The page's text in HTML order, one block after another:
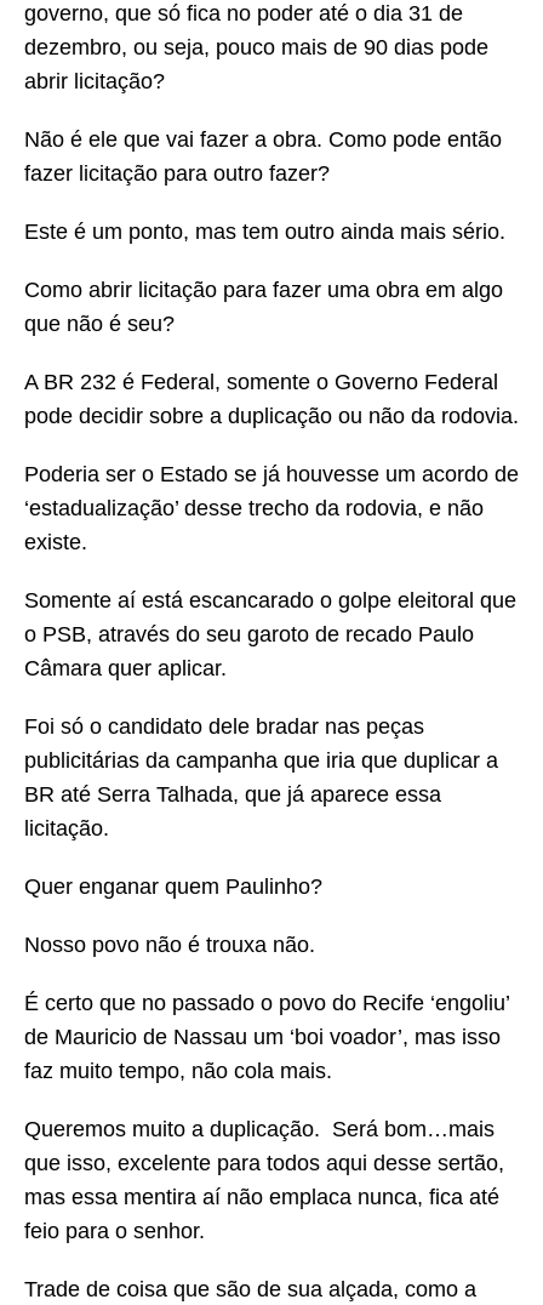
governo, que só fica no poder até o dia 31 de
dezembro, ou seja, pouco mais de 90 dias pode
abrir licitação?
Não é ele que vai fazer a obra. Como pode então
fazer licitação para outro fazer?
Este é um ponto, mas tem outro ainda mais sério.
Como abrir licitação para fazer uma obra em algo
que não é seu?
A BR 232 é Federal, somente o Governo Federal
pode decidir sobre a duplicação ou não da rodovia.
Poderia ser o Estado se já houvesse um acordo de
‘estadualização’ desse trecho da rodovia, e não
existe.
Somente aí está escancarado o golpe eleitoral que
o PSB, através do seu garoto de recado Paulo
Câmara quer aplicar.
Foi só o candidato dele bradar nas peças
publicitárias da campanha que iria que duplicar a
BR até Serra Talhada, que já aparece essa
licitação.
Quer enganar quem Paulinho?
Nosso povo não é trouxa não.
É certo que no passado o povo do Recife ‘engoliu’
de Mauricio de Nassau um ‘boi voador’, mas isso
faz muito tempo, não cola mais.
Queremos muito a duplicação. Será bom…mais
que isso, excelente para todos aqui desse sertão,
mas essa mentira aí não emplaca nunca, fica até
feio para o senhor.
Trade de coisa que são de sua alçada, como a